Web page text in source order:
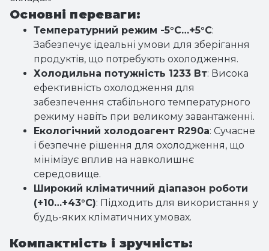
Основні переваги:
Температурний режим -5°C…+5°C:
Забезпечує ідеальні умови для зберігання
продуктів, що потребують охолодження.
Холодильна потужність 1233 Вт: Висока
ефективність охолодження для
забезпечення стабільного температурного
режиму навіть при великому завантаженні.
Екологічний холодоагент R290a: Сучасне
і безпечне рішення для охолодження, що
мінімізує вплив на навколишнє
середовище.
Широкий кліматичний діапазон роботи
(+10…+43°C): Підходить для використання у
будь-яких кліматичних умовах.
Компактність і зручність: